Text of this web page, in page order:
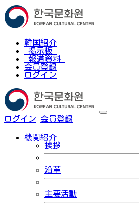
韓国紹介
掲示板
報道資料
会員登録
ログイン
ログイン 会員登録
機関紹介
挨拶
沿革
主要活動